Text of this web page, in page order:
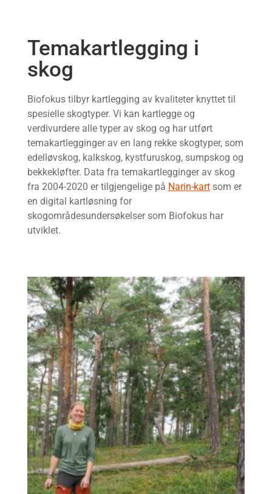
Temakartlegging i
skog
Biofokus tilbyr kartlegging av kvaliteter knyttet til
spesielle skogtyper. Vi kan kartlegge og
verdivurdere alle typer av skog og har utført
temakartlegginger av en lang rekke skogtyper, som
edelløvskog, kalkskog, kystfuruskog, sumpskog og
bekkekløfter. Data fra temakartlegginger av skog
fra 2004-2020 er tilgjengelige på Narin-kartsom er
en digital kartløsning for
skogområdesundersøkelser som Biofokus har
utviklet.